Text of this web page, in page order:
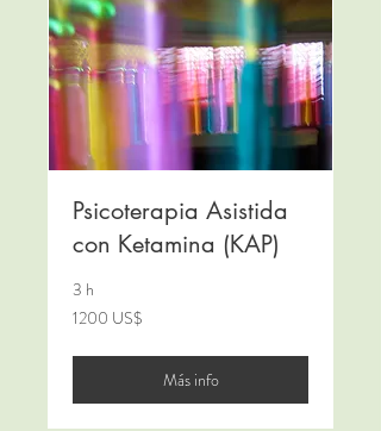
Psicoterapia Asistida
con Ketamina (KAP)
3 h
1200
dólares
1200 US$
Más info